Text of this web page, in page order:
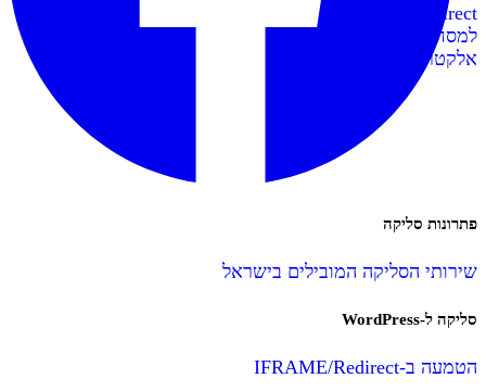
Redirect
למסחר
אלקטרוני
פתרונות סליקה
שירותי הסליקה המובילים בישראל
סליקה ל-WordPress
הטמעה ב-IFRAME/Redirect